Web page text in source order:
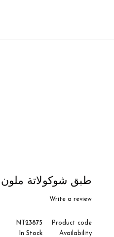
طبق شوكولاتة ملون
Write a review
Product code
NT23875
Availability
In Stock